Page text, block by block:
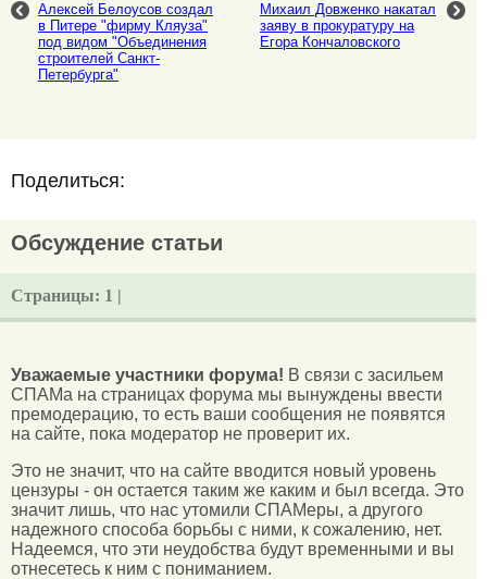
Алексей Белоусов создал
в Питере "фирму Кляуза"
под видом "Объединения
строителей Санкт-
Петербурга"
Михаил Довженко накатал
заяву в прокуратуру на
Егора Кончаловского
Поделиться:
Обсуждение статьи
Страницы: 1 |
Уважаемые участники форума! В связи с засильем
СПАМа на страницах форума мы вынуждены ввести
премодерацию, то есть ваши сообщения не появятся
на сайте, пока модератор не проверит их.
Это не значит, что на сайте вводится новый уровень
цензуры - он остается таким же каким и был всегда. Это
значит лишь, что нас утомили СПАМеры, а другого
надежного способа борьбы с ними, к сожалению, нет.
Надеемся, что эти неудобства будут временными и вы
отнесетесь к ним с пониманием.